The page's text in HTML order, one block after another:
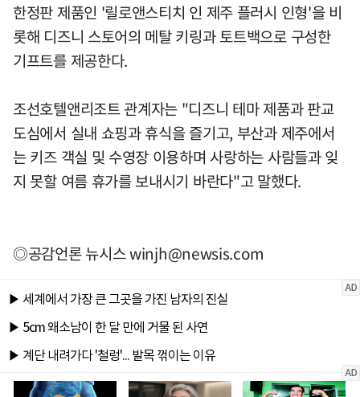
한정판 제품인 '릴로앤스티치 인 제주 플러시 인형'을 비
롯해 디즈니 스토어의 메탈 키링과 토트백으로 구성한
기프트를 제공한다.
조선호텔앤리조트 관계자는 "디즈니 테마 제품과 판교
도심에서 실내 쇼핑과 휴식을 즐기고, 부산과 제주에서
는 키즈 객실 및 수영장 이용하며 사랑하는 사람들과 잊
지 못할 여름 휴가를 보내시기 바란다"고 말했다.
◎공감언론 뉴시스winjh@newsis.com